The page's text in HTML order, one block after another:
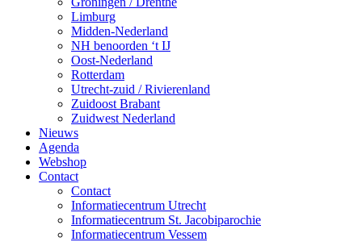
Limburg
Midden-Nederland
NH benoorden ‘t IJ
Oost-Nederland
Rotterdam
Utrecht-zuid / Rivierenland
Zuidoost Brabant
Zuidwest Nederland
Nieuws
Agenda
Webshop
Contact
Contact
Informatiecentrum Utrecht
Informatiecentrum St. Jacobiparochie
Informatiecentrum Vessem